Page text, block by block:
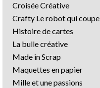
Croisée Créative
Crafty Le robot qui coupe
Histoire de cartes
La bulle créative
Made in Scrap
Maquettes en papier
Mille et une passions